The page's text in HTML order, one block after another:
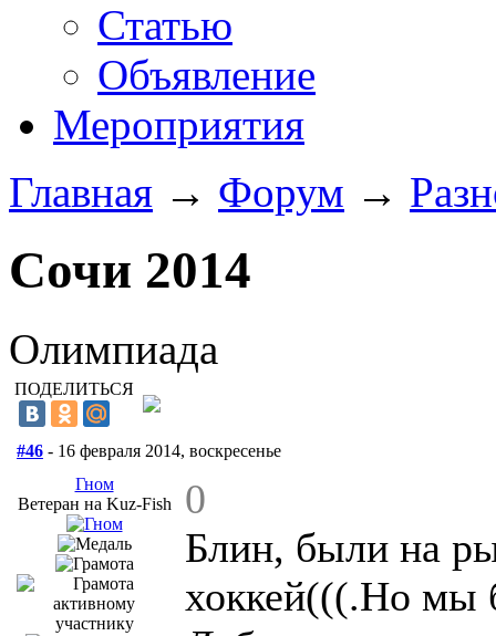
Статью
Объявление
Мероприятия
Главная → Форум →
Cочи 2014
Олимпиада
ПОДЕЛИТЬСЯ
#46 - 16 февраля 2014, воскресенье
Гном
Ветеран на Kuz-Fish
0
Блин, были на
хоккей(((.Но мы